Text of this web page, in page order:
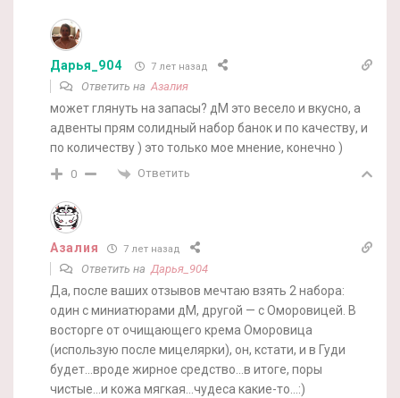
Дарья_904 7 лет назад
Ответить наАзалия
может глянуть на запасы? дМ это весело и вкусно, а
адвенты прям солидный набор банок и по качеству, и
по количеству ) это только мое мнение, конечно )
0 Ответить
Азалия 7 лет назад
Ответить наДарья_904
Да, после ваших отзывов мечтаю взять 2 набора:
один с миниатюрами дМ, другой — с Оморовицей. В
восторге от очищающего крема Оморовица
(использую после мицелярки), он, кстати, и в Гуди
будет…вроде жирное средство…в итоге, поры
чистые…и кожа мягкая…чудеса какие-то…:)